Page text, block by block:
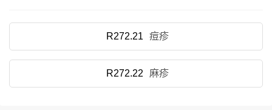
R272.21 痘疹
R272.22 麻疹